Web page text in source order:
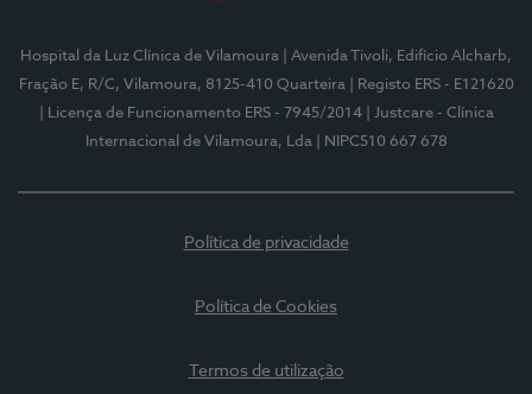
Hospital da Luz Clínica de Vilamoura
| Avenida Tivoli, Edifício Alcharb,
Fração E, R/C, Vilamoura, 8125-410 Quarteira
| Registo ERS - E121620
| Licença de Funcionamento ERS - 7945/2014
| Justcare - Clínica
Internacional de Vilamoura, Lda
| NIPC510 667 678
Política de privacidade
Política de Cookies
Termos de utilização